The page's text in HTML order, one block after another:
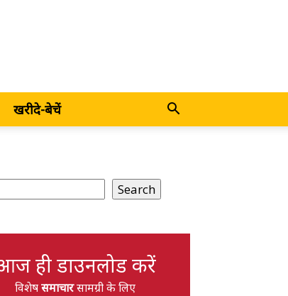
खरीदे-बेचें
Search
ही डाउनलोड करें
विशेषसमाचारसामग्री के लिए